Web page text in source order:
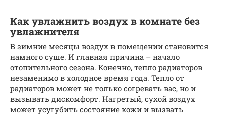
Как увлажнить воздух в комнате без
увлажнителя
В зимние месяцы воздух в помещении становится
намного суше. И главная причина – начало
отопительного сезона. Конечно, тепло радиаторов
незаменимо в холодное время года. Тепло от
радиаторов может не только согревать вас, но и
вызывать дискомфорт. Нагретый, сухой воздух
может усугубить состояние кожи и вызвать